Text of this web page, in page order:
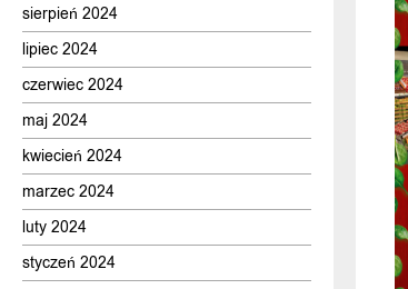
sierpień 2024
lipiec 2024
czerwiec 2024
maj 2024
kwiecień 2024
marzec 2024
luty 2024
styczeń 2024